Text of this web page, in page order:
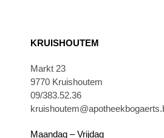
KRUISHOUTEM
Markt 23
9770 Kruishoutem
09/383.52.36
Maandag – Vrijdag